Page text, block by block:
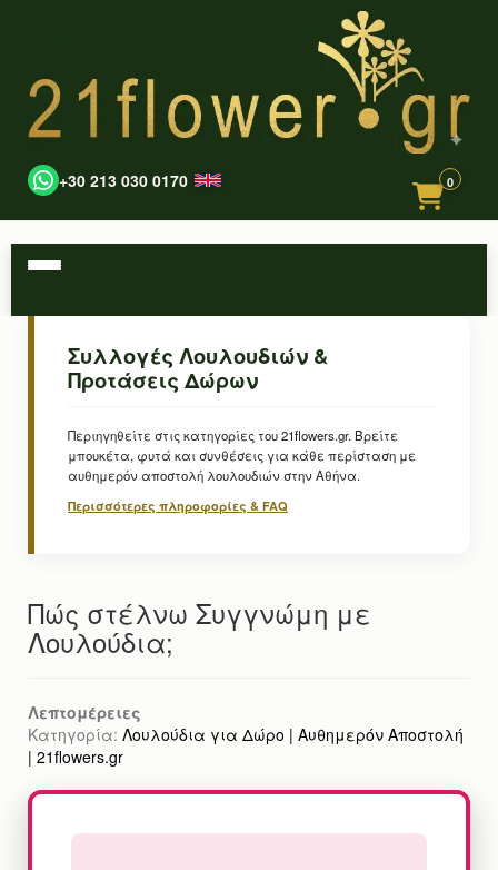
+30 213 030 0170 0
Συλλογές Λουλουδιών &
Προτάσεις Δώρων
Περιηγηθείτε στις κατηγορίες του 21flowers.gr. Βρείτε
μπουκέτα, φυτά και συνθέσεις για κάθε περίσταση με
αυθημερόν αποστολή λουλουδιών στην Αθήνα.
Περισσότερες πληροφορίες & FAQ
Πώς στέλνω Συγγνώμη με
Λουλούδια;
Λεπτομέρειες
Κατηγορία: Λουλούδια για Δώρο | Αυθημερόν Αποστολή
| 21flowers.gr